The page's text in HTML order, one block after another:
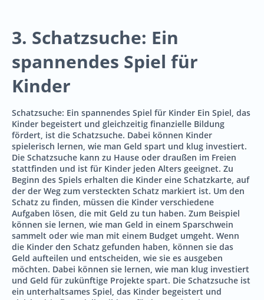
3. Schatzsuche: Ein
spannendes Spiel für
Kinder
Schatzsuche: Ein spannendes Spiel für Kinder Ein Spiel, das
Kinder begeistert und gleichzeitig finanzielle Bildung
fördert, ist die Schatzsuche. Dabei können Kinder
spielerisch lernen, wie man Geld spart und klug investiert.
Die Schatzsuche kann zu Hause oder draußen im Freien
stattfinden und ist für Kinder jeden Alters geeignet. Zu
Beginn des Spiels erhalten die Kinder eine Schatzkarte, auf
der der Weg zum versteckten Schatz markiert ist. Um den
Schatz zu finden, müssen die Kinder verschiedene
Aufgaben lösen, die mit Geld zu tun haben. Zum Beispiel
können sie lernen, wie man Geld in einem Sparschwein
sammelt oder wie man mit einem Budget umgeht. Wenn
die Kinder den Schatz gefunden haben, können sie das
Geld aufteilen und entscheiden, wie sie es ausgeben
möchten. Dabei können sie lernen, wie man klug investiert
und Geld für zukünftige Projekte spart. Die Schatzsuche ist
ein unterhaltsames Spiel, das Kinder begeistert und